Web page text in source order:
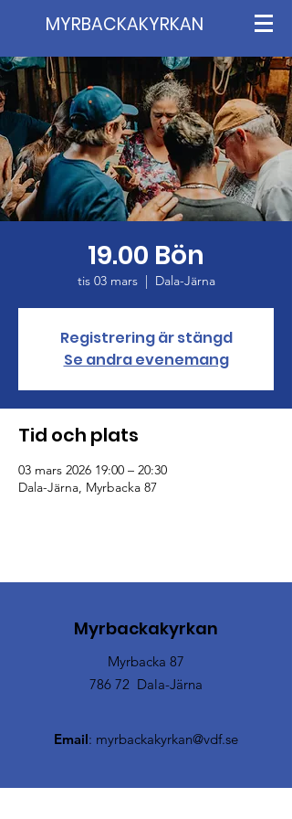
MYRBACKAKYRKAN
19.00 Bön
tis 03 mars
  |
Dala-Järna
Registrering är stängd
Se andra evenemang
Tid och plats
03 mars 2026 19:00 – 20:30
Dala-Järna, Myrbacka 87
Myrbackakyrkan
Myrbacka 87
786 72 Dala-Järna
Email: myrbackakyrkan@vdf.se